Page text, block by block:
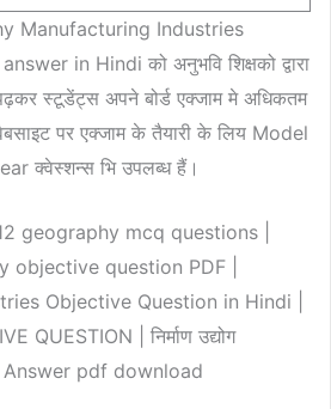
Manufacturing Industries
in Hindi को अनुभवि शिक्षको द्वारा
स्टूडेंट्स अपने बोर्ड एक्जाम मे अधिकतम
पर एक्जाम के तैयारी के लिय Model
क्वेस्शन्स भि उपलब्ध हैं।
geography mcq questions |
objective question PDF |
Objective Question in Hindi |
QUESTION | निर्माण उद्योग
pdf download